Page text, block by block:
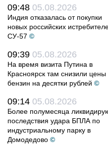
09:48 05.08.2026
Индия отказалась от покупки
новых российских
СУ-57 ©
09:39 05.08.2026
На время визита Путина в
Красноярск там снизили цены
бензин на десятки рублей ©
09:14 05.08.2026
Более полумесяца
последствия удара БПЛА по
индустриальному парку в
Домодедово ©